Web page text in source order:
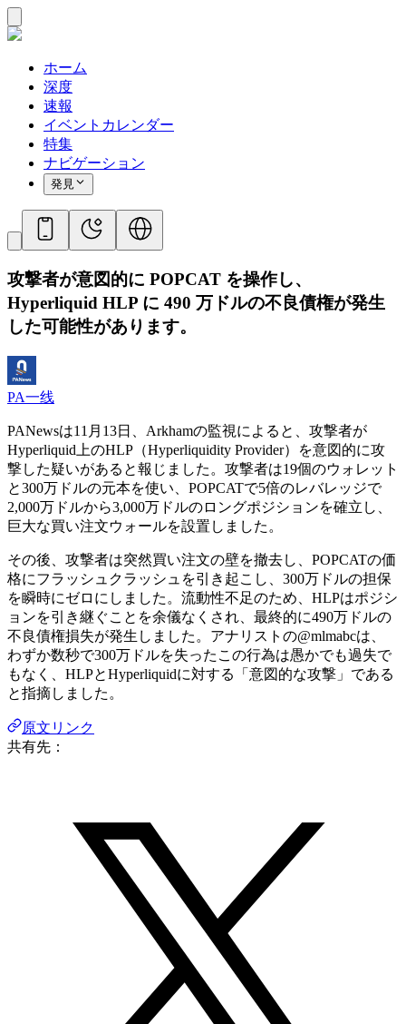
ホーム
深度
速報
イベントカレンダー
特集
ナビゲーション
発見
攻撃者が意図的に POPCAT を操作し、
Hyperliquid HLP に 490 万ドルの不良債権が発生
した可能性があります。
PA一线
PANewsは11月13日、Arkhamの監視によると、攻撃者が
Hyperliquid上のHLP（Hyperliquidity Provider）を意図的に攻
撃した疑いがあると報じました。攻撃者は19個のウォレット
と300万ドルの元本を使い、POPCATで5倍のレバレッジで
2,000万ドルから3,000万ドルのロングポジションを確立し、
巨大な買い注文ウォールを設置しました。
その後、攻撃者は突然買い注文の壁を撤去し、POPCATの価
格にフラッシュクラッシュを引き起こし、300万ドルの担保
を瞬時にゼロにしました。流動性不足のため、HLPはポジシ
ョンを引き継ぐことを余儀なくされ、最終的に490万ドルの
不良債権損失が発生しました。アナリストの@mlmabcは、
わずか数秒で300万ドルを失ったこの行為は愚かでも過失で
もなく、HLPとHyperliquidに対する「意図的な攻撃」である
と指摘しました。
原文リンク
共有先：